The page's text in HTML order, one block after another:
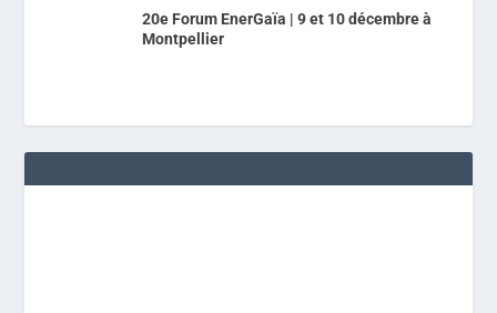
20e Forum EnerGaïa | 9 et 10 décembre à
Montpellier